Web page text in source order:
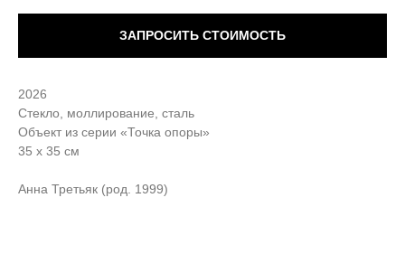
ЗАПРОСИТЬ СТОИМОСТЬ
2026
Стекло, моллирование, сталь
Объект из серии «Точка опоры»
35 х 35 см
Анна Третьяк (род. 1999)